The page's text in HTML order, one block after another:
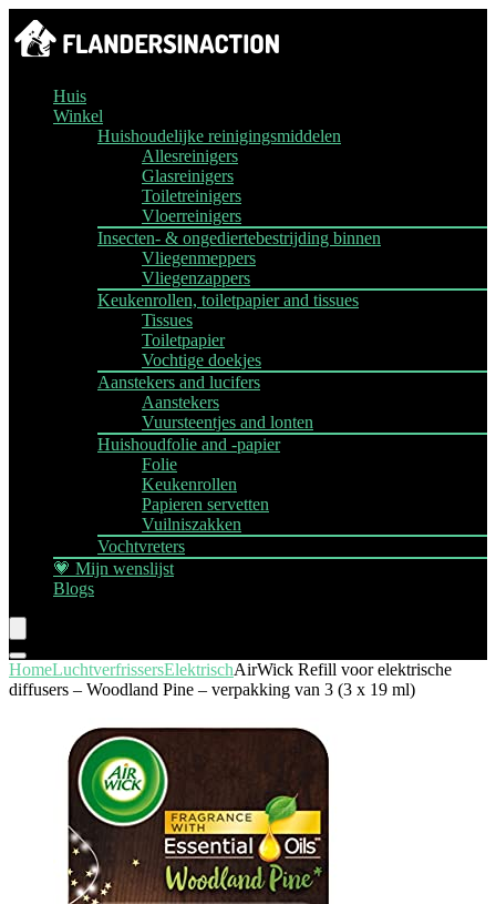
Huis
Winkel
Huishoudelijke reinigingsmiddelen
Allesreinigers
Glasreinigers
Toiletreinigers
Vloerreinigers
Insecten- & ongediertebestrijding binnen
Vliegenmeppers
Vliegenzappers
Keukenrollen, toiletpapier and tissues
Tissues
Toiletpapier
Vochtige doekjes
Aanstekers and lucifers
Aanstekers
Vuursteentjes and lonten
Huishoudfolie and -papier
Folie
Keukenrollen
Papieren servetten
Vuilniszakken
Vochtvreters
💗 Mijn wenslijst
Blogs
HomeLuchtverfrissersElektrischAirWick Refill voor elektrische
diffusers – Woodland Pine – verpakking van 3 (3 x 19 ml)